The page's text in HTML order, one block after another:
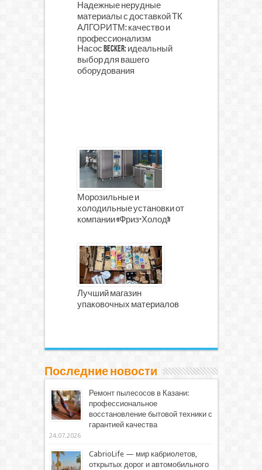
Надежные нерудные
материалы с доставкой ТК
АЛГОРИТМ: качество и
профессионализм
Насос Becker: идеальный
выбор для вашего
оборудования
Морозильные и
холодильные установки от
компании «Фриз-Холод»
Лучший магазин
упаковочных материалов
Последние новости
Ремонт пылесосов в Казани:
профессиональное
восстановление бытовой техники с
гарантией качества
24.07.2026
CabrioLife — мир кабриолетов,
открытых дорог и автомобильного